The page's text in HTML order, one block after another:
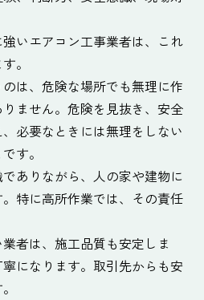
いエアコン工事業者は、これ
。
は、危険な場所でも無理に作
ません。危険を見抜き、安全
必要なときには無理をしない
す。
ありながら、人の家や建物に
特に高所作業では、その責任
者は、施工品質も安定しま
になります。取引先からも安